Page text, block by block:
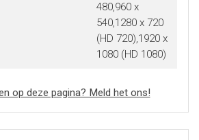
480,960 x
540,1280 x 720
(HD 720),1920 x
1080 (HD 1080)
op deze pagina? Meld het ons!